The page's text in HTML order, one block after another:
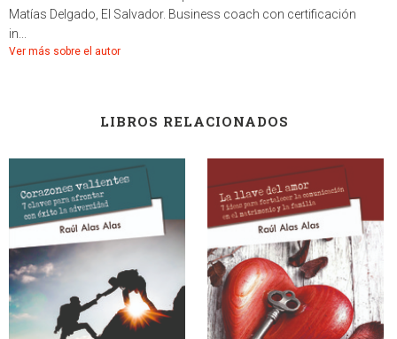
Matías Delgado, El Salvador. Business coach con certificación
in...
Ver más sobre el autor
LIBROS RELACIONADOS